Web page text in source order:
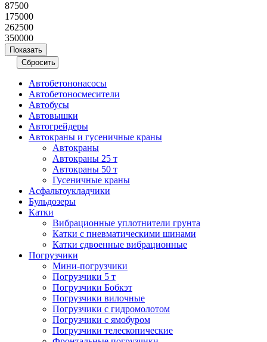
87500
175000
262500
350000
Автобетононасосы
Авто­бетоно­смесители
Автобусы
Автовышки
Автогрейдеры
Автокраны и гусеничные краны
Автокраны
Автокраны 25 т
Автокраны 50 т
Гусеничные краны
Асфальтоукладчики
Бульдозеры
Катки
Вибрационные уплотнители грунта
Катки с пневматическими шинами
Катки сдвоенные вибрационные
Погрузчики
Мини-погрузчики
Погрузчики 5 т
Погрузчики Бобкэт
Погрузчики вилочные
Погрузчики с гидромолотом
Погрузчики с ямобуром
Погрузчики телескопические